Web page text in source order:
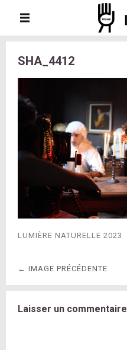
SHA_4412
LUMIÈRE NATURELLE 2023
← IMAGE PRÉCÉDENTE
Laisser un commentaire